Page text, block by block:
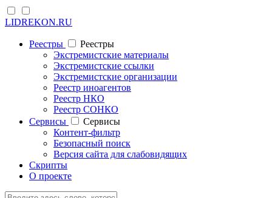
LIDREKON.RU
Реестры
Реестры
Экстремистские материалы
Экстремистские ссылки
Экстремистские организации
Реестр иноагентов
Реестр НКО
Реестр СОНКО
Cервисы
Cервисы
Контент-фильтр
Безопасный поиск
Версия сайта для слабовидящих
Скрипты
О проекте